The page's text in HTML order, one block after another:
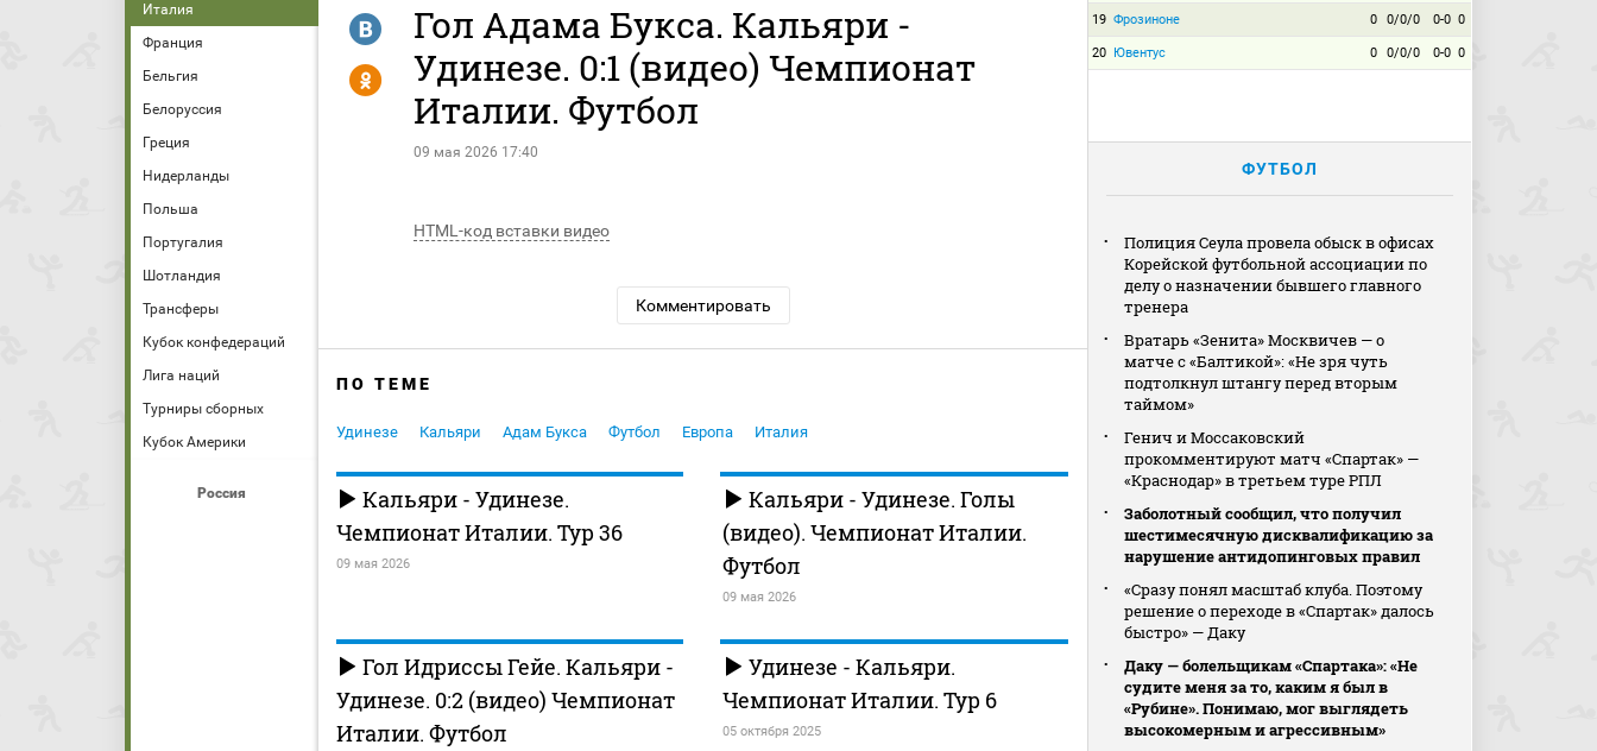
Италия
Франция
Бельгия
Белоруссия
Греция
Нидерланды
Польша
Португалия
Шотландия
Трансферы
Кубок конфедераций
Лига наций
Турниры сборных
Кубок Америки
Россия
Гол Адама Букса. Кальяри -
Удинезе. 0:1 (видео) Чемпионат
Италии. Футбол
09 мая 2026 17:40
R
Y
HTML-код вставки видео
Комментировать
ПО ТЕМЕ
Удинезе Кальяри Адам Букса Футбол Европа Италия
Кальяри - Удинезе.
Чемпионат Италии. Тур 36
09 мая 2026
Кальяри - Удинезе. Голы
(видео). Чемпионат Италии.
Футбол
09 мая 2026
Гол Идриссы Гейе. Кальяри -
Удинезе. 0:2 (видео) Чемпионат
Италии. Футбол
Удинезе - Кальяри.
Чемпионат Италии. Тур 6
05 октября 2025
19 Фрозиноне 0 0/0/0 0-0 0
20 Ювентус 0 0/0/0 0-0 0
ФУТБОЛ
Полиция Сеула провела обыск в офисах
Корейской футбольной ассоциации по
делу о назначении бывшего главного
тренера
Вратарь «Зенита» Москвичев — о
матче с «Балтикой»: «Не зря чуть
подтолкнул штангу перед вторым
таймом»
Генич и Моссаковский
прокомментируют матч «Спартак» —
«Краснодар» в третьем туре РПЛ
Заболотный сообщил, что получил
шестимесячную дисквалификацию за
нарушение антидопинговых правил
«Сразу понял масштаб клуба. Поэтому
решение о переходе в «Спартак» далось
быстро» — Даку
Даку — болельщикам «Спартака»: «Не
судите меня за то, каким я был в
«Рубине». Понимаю, мог выглядеть
высокомерным и агрессивным»